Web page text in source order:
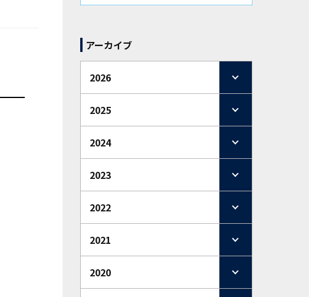
アーカイブ
2026
2025
2024
2023
2022
2021
2020